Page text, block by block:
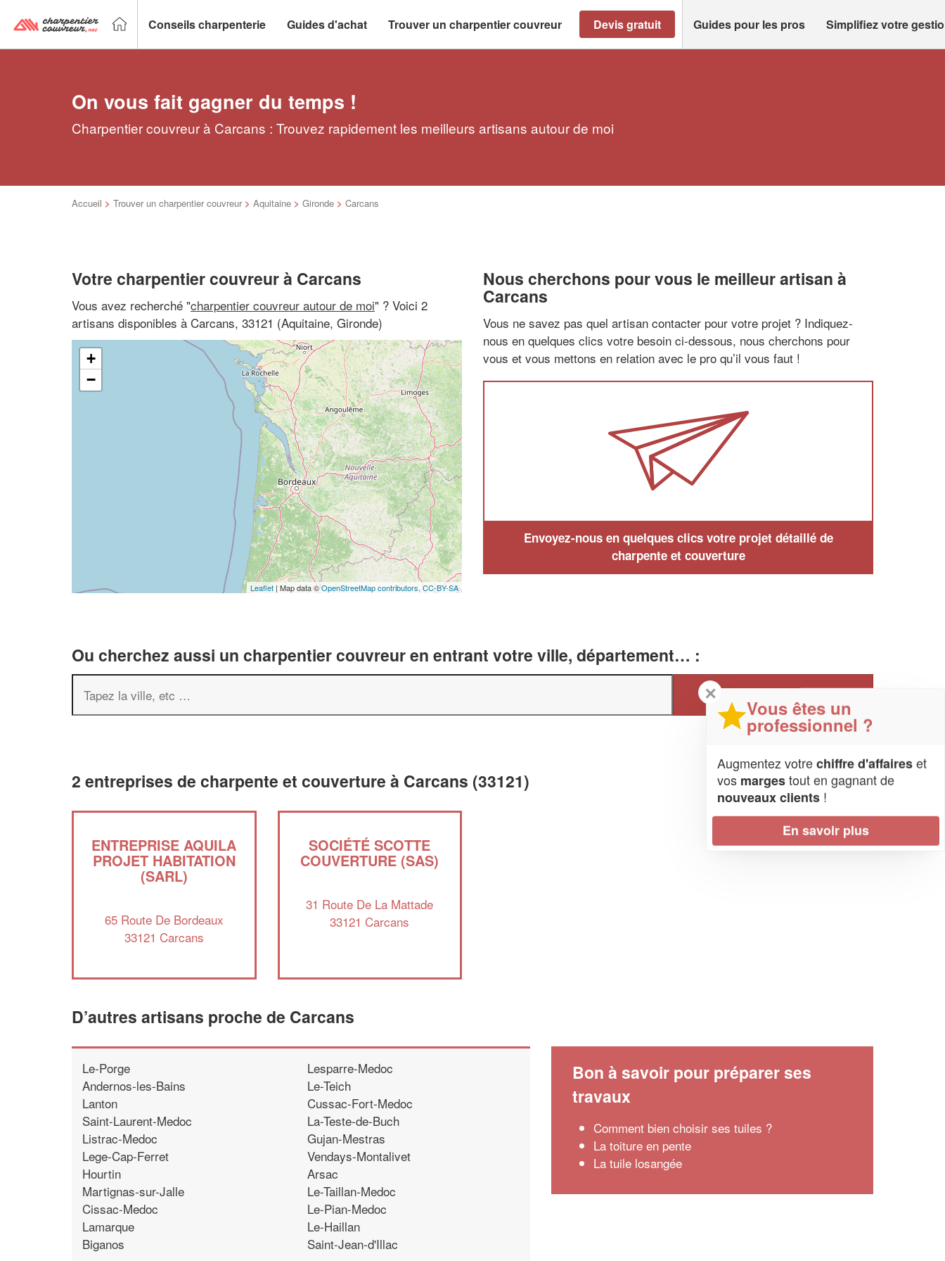
Conseils charpenterie Guides d'achat Trouver un charpentier couvreur Devis gratuit Guides pour les pros Simplifiez votre
On vous fait gagner du temps !
Charpentier couvreur à Carcans : Trouvez rapidement les meilleurs artisans autour de moi
Accueil > Trouver un charpentier couvreur > Aquitaine > Gironde > Carcans
Votre charpentier couvreur à Carcans
Vous avez recherché "charpentier couvreur autour de moi" ? Voici 2
artisans disponibles à Carcans, 33121 (Aquitaine, Gironde)
+
−
Leaflet | Map data ©OpenStreetMap contributors,CC-BY-SA
Nous cherchons pour vous le meilleur artisan à
Carcans
Vous ne savez pas quel artisan contacter pour votre projet ? Indiquez-
nous en quelques clics votre besoin ci-dessous, nous cherchons pour
vous et vous mettons en relation avec le pro qu’il vous faut !
Envoyez-nous en quelques clics votre projet détaillé de
charpente et couverture
Ou cherchez aussi un charpentier couvreur en entrant votre ville, département… :
2 entreprises de charpente et couverture à Carcans (33121)
ENTREPRISE AQUILA
PROJET HABITATION
(SARL)
65 Route De Bordeaux
33121 Carcans
SOCIÉTÉ SCOTTE
COUVERTURE (SAS)
31 Route De La Mattade
33121 Carcans
D’autres artisans proche de Carcans
Le-Porge
Andernos-les-Bains
Lanton
Saint-Laurent-Medoc
Listrac-Medoc
Lege-Cap-Ferret
Hourtin
Martignas-sur-Jalle
Cissac-Medoc
Lamarque
Biganos
Lesparre-Medoc
Le-Teich
Cussac-Fort-Medoc
La-Teste-de-Buch
Gujan-Mestras
Vendays-Montalivet
Arsac
Le-Taillan-Medoc
Le-Pian-Medoc
Le-Haillan
Saint-Jean-d'Illac
Bon à savoir pour préparer ses
travaux
Comment bien choisir ses tuiles ?
La toiture en pente
La tuile losangée
✕
Vous êtes un
professionnel ?
Augmentez votrechiffre d'affaireset
vos margestout en gagnant de
nouveaux clients !
En savoir plus